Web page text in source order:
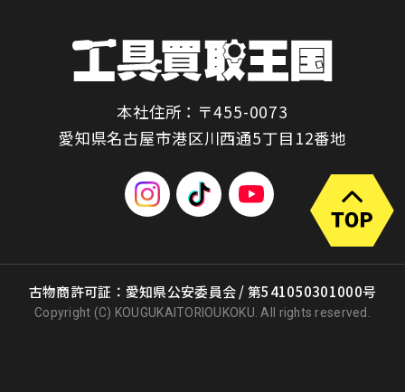
本社住所：〒455-0073
愛知県名古屋市港区川西通5丁目12番地
古物商許可証：愛知県公安委員会 / 第541050301000号
Copyright (C) KOUGUKAITORIOUKOKU. All rights reserved.